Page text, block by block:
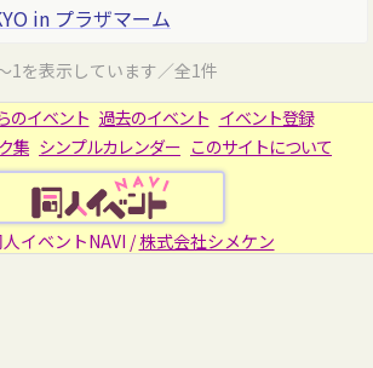
in プラザマーム
1を表示しています／全1件
のイベント 過去のイベント イベント登録
集 シンプルカレンダー このサイトについて
イベントNAVI /株式会社シメケン